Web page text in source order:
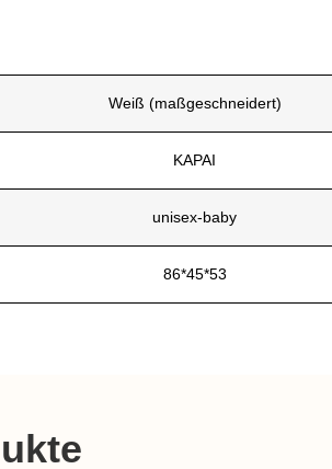
Weiß (maßgeschneidert)
KAPAI
unisex-baby
86*45*53